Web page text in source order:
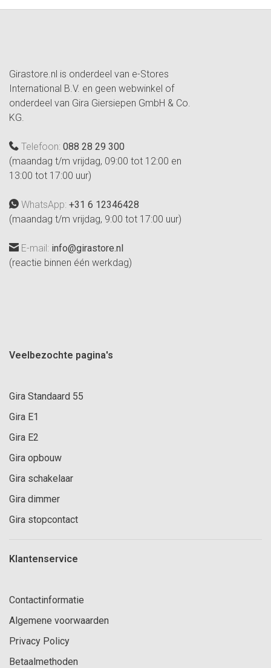
Girastore.nl is onderdeel van e-Stores
International B.V. en geen webwinkel of
onderdeel van Gira Giersiepen GmbH & Co.
KG.
Telefoon: 088 28 29 300
(maandag t/m vrijdag, 09:00 tot 12:00 en
13:00 tot 17:00 uur)
WhatsApp: +31 6 12346428
(maandag t/m vrijdag, 9:00 tot 17:00 uur)
E-mail: info@girastore.nl
(reactie binnen één werkdag)
Veelbezochte pagina's
Gira Standaard 55
Gira E1
Gira E2
Gira opbouw
Gira schakelaar
Gira dimmer
Gira stopcontact
Klantenservice
Contactinformatie
Algemene voorwaarden
Privacy Policy
Betaalmethoden